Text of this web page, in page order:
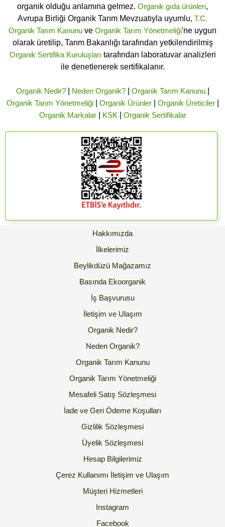
organik olduğu anlamına gelmez. Organik gıda ürünleri,
Avrupa Birliği Organik Tarım Mevzuatıyla uyumlu, T.C.
Organik Tarım Kanunu ve Organik Tarım Yönetmeliği'ne uygun
olarak üretilip, Tarım Bakanlığı tarafından yetkilendirilmiş
Organik Sertifika Kuruluşları tarafından laboratuvar analizleri
ile denetlenerek sertifikalanır.
Organik Nedir?| Neden Organik?| Organik Tarım Kanunu|
Organik Tarım Yönetmeliği| Organik Ürünler| Organik Üreticiler|
Organik Markalar| KSK Organik Sertifikalar
Hakkımızda
İlkelerimiz
Beylikdüzü Mağazamız
Basında Ekoorganik
İş Başvurusu
İletişim ve Ulaşım
Organik Nedir?
Neden Organik?
Organik Tarım Kanunu
Organik Tarım Yönetmeliği
Mesafeli Satış Sözleşmesi
İade ve Geri Ödeme Koşulları
Gizlilik Sözleşmesi
Üyelik Sözleşmesi
Hesap Bilgilerimiz
Çerez Kullanımı İletişim ve Ulaşım
Müşteri Hizmetleri
Instagram
Facebook